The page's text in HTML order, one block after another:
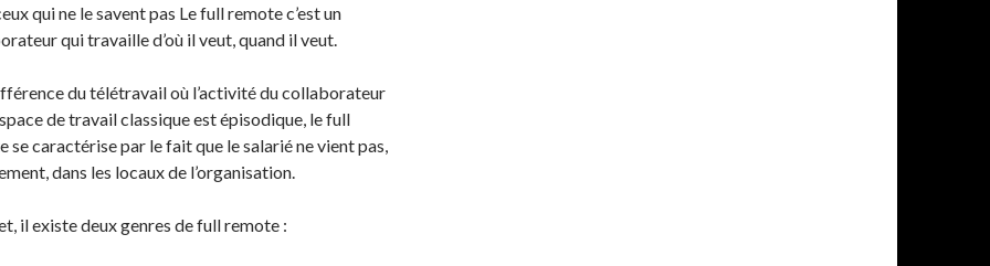
qui ne le savent pas Le full remote c’est un
qui travaille d’où il veut, quand il veut.
du télétravail où l’activité du collaborateur
de travail classique est épisodique, le full
se caractérise par le fait que le salarié ne vient pas,
dans les locaux de l’organisation.
il existe deux genres de full remote :